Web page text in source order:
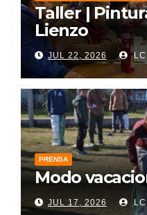
Taller |
Lienzo
JUL 22, 2026
PRENSA
Modo
JUL 17, 2026